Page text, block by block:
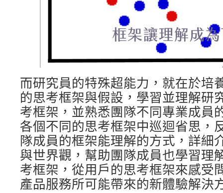
而研究員的特殊超能力，就在於培
的思考框架與假設，學習並理解研
考框架，並熟悉團隊不同專業成員
各個不同的思考框架中巡迴省思，
隊成員的框架能理解的方式，詳細
與世界觀，幫助團隊成員也學習理
考框架，從用戶的思考框架來感受
產品服務所可能帶來的新體驗解決